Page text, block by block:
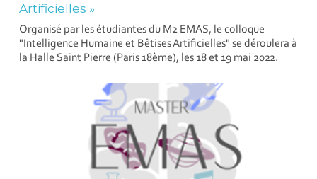
Artificielles »
Organisé par les étudiantes du M2 EMAS, le colloque
"Intelligence Humaine et Bêtises Artificielles" se déroulera à
la Halle Saint Pierre (Paris 18ème), les 18 et 19 mai 2022.